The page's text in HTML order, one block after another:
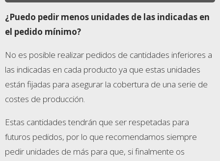
¿Puedo pedir menos unidades de las indicadas en
el pedido mínimo?
No es posible realizar pedidos de cantidades inferiores a
las indicadas en cada producto ya que estas unidades
están fijadas para asegurar la cobertura de una serie de
costes de producción.
Estas cantidades tendrán que ser respetadas para
futuros pedidos, por lo que recomendamos siempre
pedir unidades de más para que, si finalmente os